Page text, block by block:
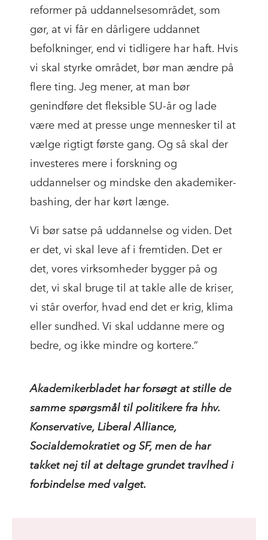
reformer på uddannelsesområdet, som
gør, at vi får en dårligere uddannet
befolkninger, end vi tidligere har haft. Hvis
vi skal styrke området, bør man ændre på
flere ting. Jeg mener, at man bør
genindføre det fleksible SU-år og lade
være med at presse unge mennesker til at
vælge rigtigt første gang. Og så skal der
investeres mere i forskning og
uddannelser og mindske den akademiker-
bashing, der har kørt længe.
Vi bør satse på uddannelse og viden. Det
er det, vi skal leve af i fremtiden. Det er
det, vores virksomheder bygger på og
det, vi skal bruge til at takle alle de kriser,
vi står overfor, hvad end det er krig, klima
eller sundhed. Vi skal uddanne mere og
bedre, og ikke mindre og kortere.”
Akademikerbladet har forsøgt at stille de
samme spørgsmål til politikere fra hhv.
Konservative, Liberal Alliance,
Socialdemokratiet og SF, men de har
takket nej til at deltage grundet travlhed i
forbindelse med valget.